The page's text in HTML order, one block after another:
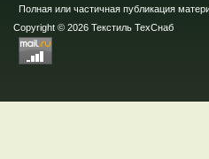
Полная или частичная публикация
Copyright © 2026 Текстиль ТехСнаб